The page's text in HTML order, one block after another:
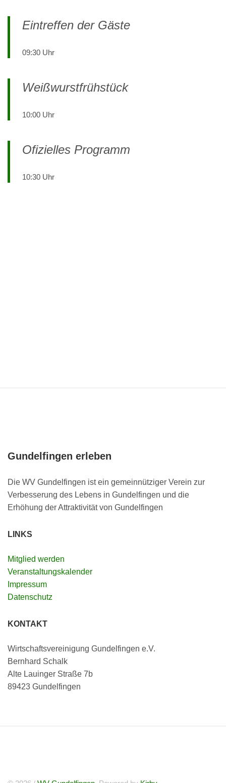
Eintreffen der Gäste
09:30 Uhr
Weißwurstfrühstück
10:00 Uhr
Ofizielles Programm
10:30 Uhr
Gundelfingen erleben
Die WV Gundelfingen ist ein gemeinnütziger Verein zur
Verbesserung des Lebens in Gundelfingen und die
Erhöhung der Attraktivität von Gundelfingen
LINKS
Mitglied werden
Veranstaltungskalender
Impressum
Datenschutz
KONTAKT
Wirtschaftsvereinigung Gundelfingen e.V.
Bernhard Schalk
Alte Lauinger Straße 7b
89423 Gundelfingen